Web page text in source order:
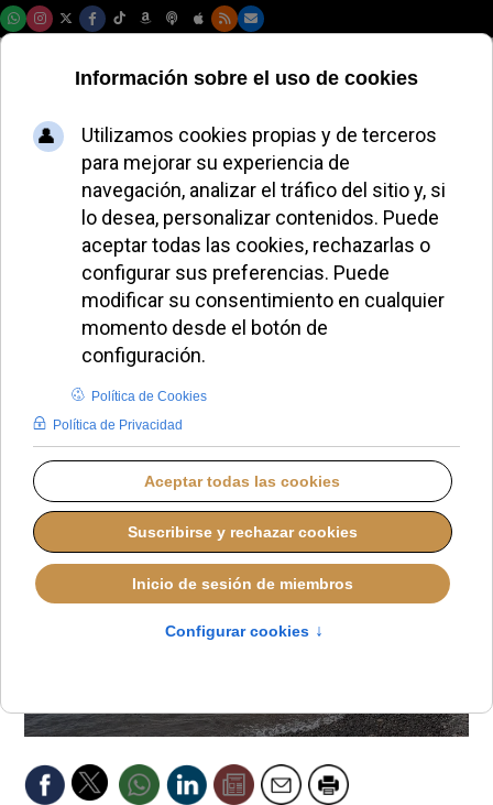
Tres cayucos
acompañarán el
altar de la misa del
Papa en Tenerife
JAVIER RUIZ ARREGUI
VISITA DEL PAPA LEÓN XIV A ESPAÑA
MARTES, 02 JUNIO 2026 11:59